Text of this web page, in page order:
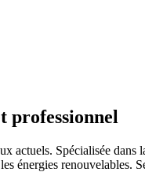
professionnel
actuels. Spécialisée
énergies